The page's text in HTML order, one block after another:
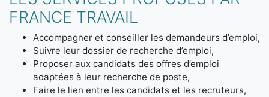
FRANCE TRAVAIL
Accompagner et conseiller les demandeurs d’emploi,
Suivre leur dossier de recherche d’emploi,
Proposer aux candidats des offres d’emploi
adaptées à leur recherche de poste,
Faire le lien entre les candidats et les recruteurs,